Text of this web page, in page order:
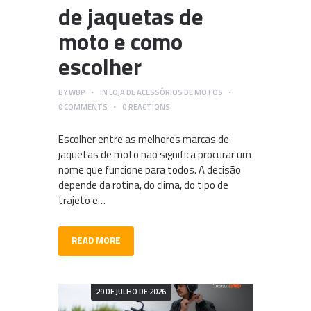
de jaquetas de
moto e como
escolher
BYWBP IN LOJA DE ACESSÓRIOS DE MOTOS
0COMMENTS 0 REACTIONS
Escolher entre as melhores marcas de
jaquetas de moto não significa procurar um
nome que funcione para todos. A decisão
depende da rotina, do clima, do tipo de
trajeto e…
READ MORE
29 DE JULHO DE 2026